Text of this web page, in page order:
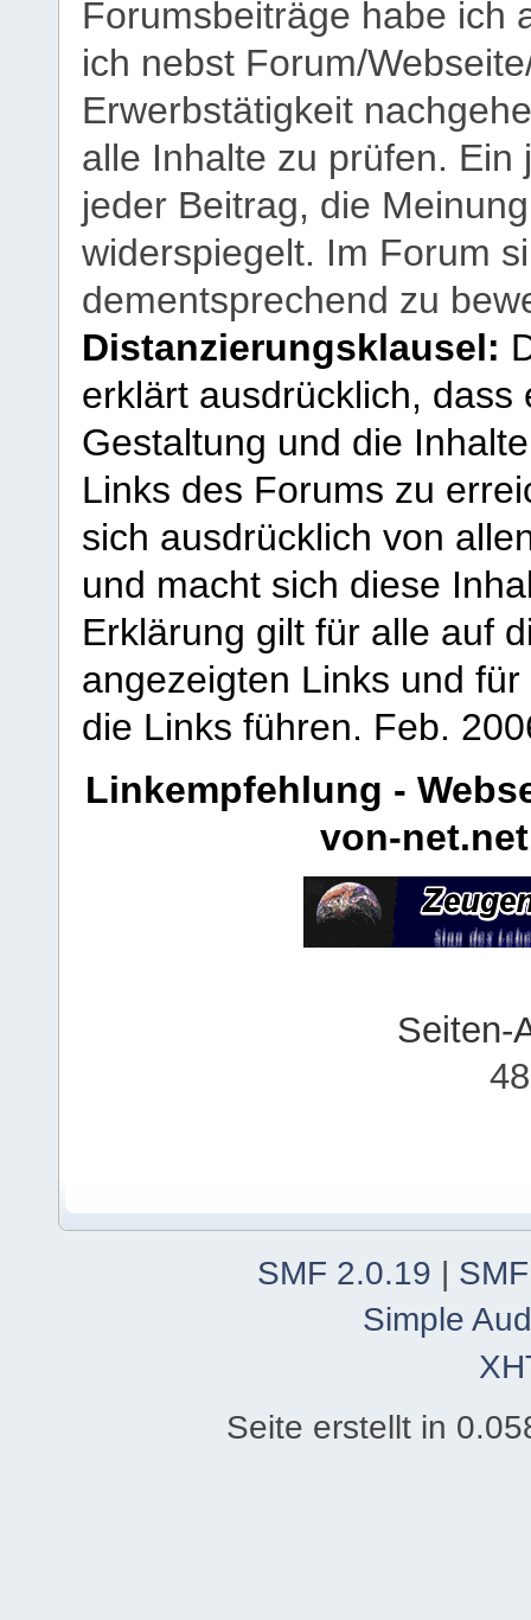
Forumsbeiträge habe ich
ich nebst Forum/
Erwerbstätigkeit
alle Inhalte zu prüfen.
jeder Beitrag, die
widerspiegelt. Im Forum
dementsprechend zu
Distanzierungsklausel:
erklärt ausdrücklich,
Gestaltung und die
Links des Forums zu
sich ausdrücklich von
und macht sich diese
Erklärung gilt für alle auf
angezeigten Links und
die Links führen. Feb.
Linkempfehlung -
von-net.net
Seiten-
SMF 2.0.19
Simple
Seite erstellt in